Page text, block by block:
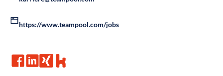
https://www.teampool.com/jobs